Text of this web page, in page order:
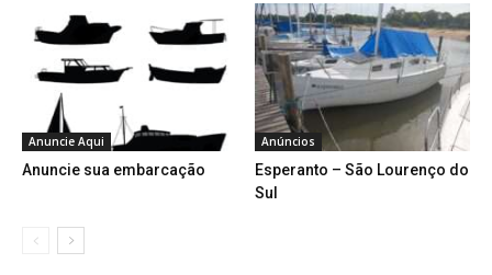
Anuncie Aqui
Anuncie sua embarcação
Anúncios
Esperanto – São Lourenço do
Sul